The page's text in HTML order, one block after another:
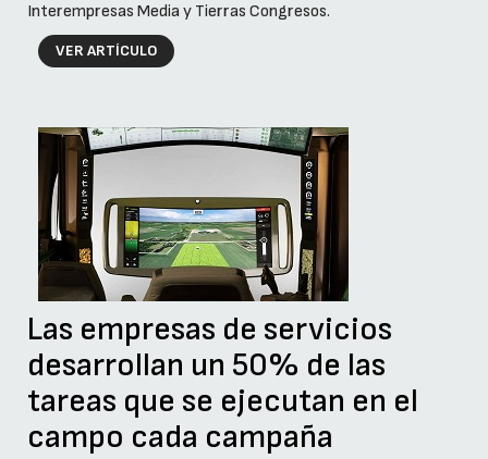
Interempresas Media y Tierras Congresos.
VER ARTÍCULO
Las empresas de servicios
desarrollan un 50% de las
tareas que se ejecutan en el
campo cada campaña